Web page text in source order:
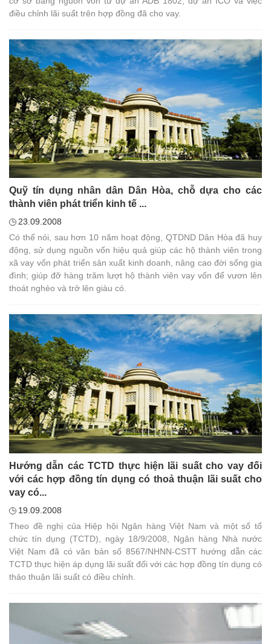
điều chỉnh lãi suất trên hợp đồng đã cho vay.
Quỹ tín dụng nhân dân Dân Hòa, chỗ dựa cho các
thành viên phát triển kinh tế ...
23.09.2008
Có thể nói, sau hơn 10 năm hoạt động, QTDND Dân Hòa đã huy
động, sử dụng nguồn vốn hiệu quả giúp các hộ thành viên trong
xã vay vốn phát triển sản xuất kinh doanh, nâng cao đời sống gia
đình; giúp đỡ hàng trăm lượt hộ thành viên vay vốn để vươn lên
thoát nghèo và trở lên giàu có.
Hướng dẫn các TCTD thực hiện lãi suất cho vay đối
với các hợp đồng tín dụng có thoả thuận lãi suất cho
vay có...
19.09.2008
Theo đề nghị của Hiệp hội Ngân hàng Việt Nam và một số tổ
chức tín dụng (TCTD), ngày 18/9/2008, Ngân hàng Nhà nước
Việt Nam đã có văn bản số 8567/NHNN-CSTT hướng dẫn các
TCTD thực hiện áp dụng lãi suất đối với các hợp đồng tín dụng có
thảo thuận lãi suất có điều chỉnh.